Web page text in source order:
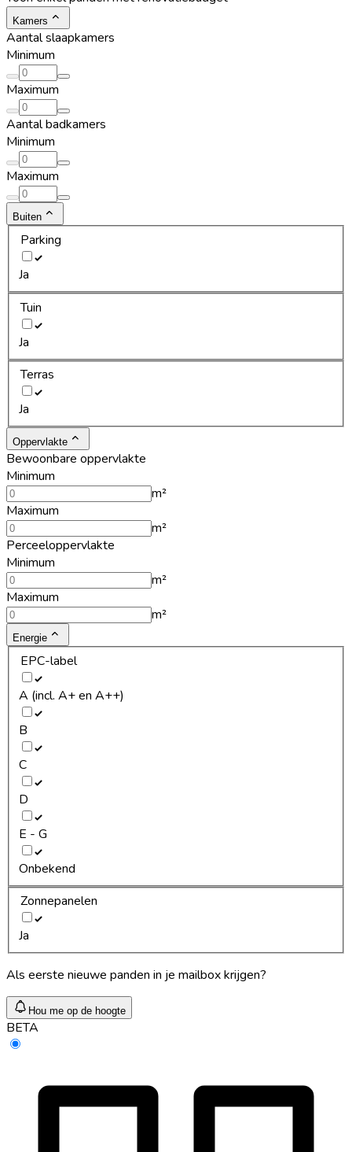
Kamers
Aantal slaapkamers
Minimum
Maximum
Aantal badkamers
Minimum
Maximum
Buiten
Parking
Ja
Tuin
Ja
Terras
Ja
Oppervlakte
Bewoonbare oppervlakte
Minimum
m²
Maximum
m²
Perceeloppervlakte
Minimum
m²
Maximum
m²
Energie
EPC-label
A (incl. A+ en A++)
B
C
D
E - G
Onbekend
Zonnepanelen
Ja
Als eerste nieuwe panden in je mailbox krijgen?
Hou me op de hoogte
BETA